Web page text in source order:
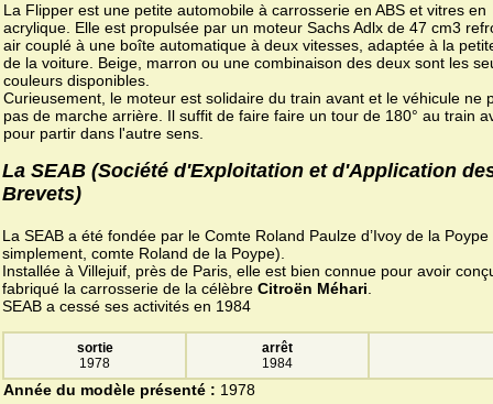
La Flipper est une petite automobile à carrosserie en ABS et vitres en
acrylique. Elle est propulsée par un moteur Sachs Adlx de 47 cm3
air couplé à une boîte automatique à deux vitesses, adaptée à la
de la voiture. Beige, marron ou une combinaison des deux sont les
couleurs disponibles.
Curieusement, le moteur est solidaire du train avant et le véhicule ne
pas de marche arrière. Il suffit de faire faire un tour de 180° au train
pour partir dans l'autre sens.
La SEAB (Société d'Exploitation et d'Application
Brevets)
La SEAB a été fondée par le Comte Roland Paulze d’Ivoy de la Poype
simplement, comte Roland de la Poype).
Installée à Villejuif, près de Paris, elle est bien connue pour avoir
fabriqué la carrosserie de la célèbre Citroën Méhari
SEAB a cessé ses activités en 1984
sortie
1978
arrêt
1984
Année du modèle présenté : 1978